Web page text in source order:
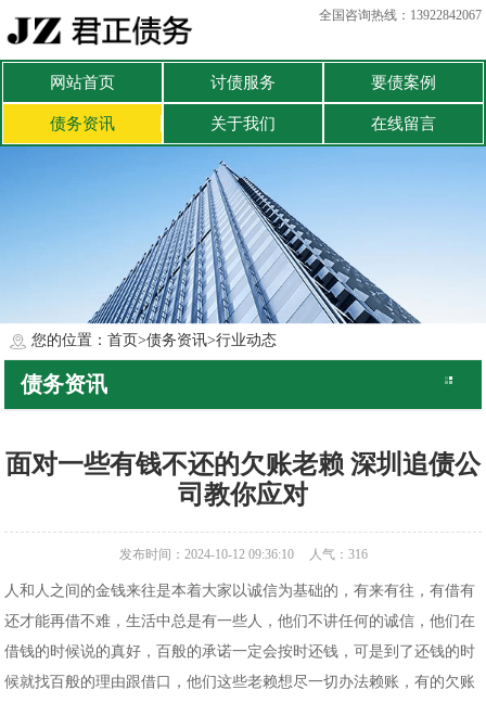
全国咨询热线：13922842067
网站首页 讨债服务 要债案例
债务资讯 关于我们 在线留言
您的位置： 首页>债务资讯>行业动态
债务资讯
面对一些有钱不还的欠账老赖 深圳追债公
司教你应对
发布时间：2024-10-12 09:36:10 人气： 316
人和人之间的金钱来往是本着大家以诚信为基础的，有来有往，有借有
还才能再借不难，生活中总是有一些人，他们不讲任何的诚信，他们在
借钱的时候说的真好，百般的承诺一定会按时还钱，可是到了还钱的时
候就找百般的理由跟借口，他们这些老赖想尽一切办法赖账，有的欠账